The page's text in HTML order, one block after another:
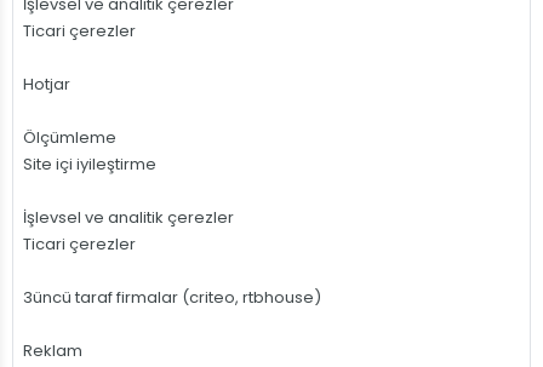
Ticari çerezler
Hotjar
Ölçümleme
Site içi iyileştirme
İşlevsel ve analitik çerezler
Ticari çerezler
3üncü taraf firmalar (criteo, rtbhouse)
Reklam